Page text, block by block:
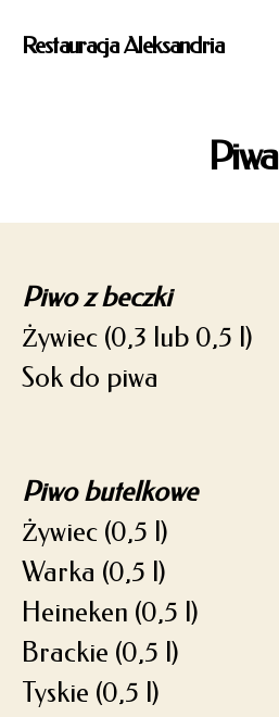
Restauracja Aleksandria
Piwa
Piwo z beczki
Żywiec (0,3 lub 0,5 l)
Sok do piwa
Piwo butelkowe
Żywiec (0,5 l)
Warka (0,5 l)
Heineken (0,5 l)
Brackie (0,5 l)
Tyskie (0,5 l)